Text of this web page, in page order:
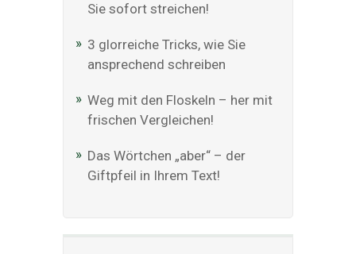
Sie sofort streichen!
3 glorreiche Tricks, wie Sie
ansprechend schreiben
Weg mit den Floskeln – her mit
frischen Vergleichen!
Das Wörtchen „aber“ – der
Giftpfeil in Ihrem Text!